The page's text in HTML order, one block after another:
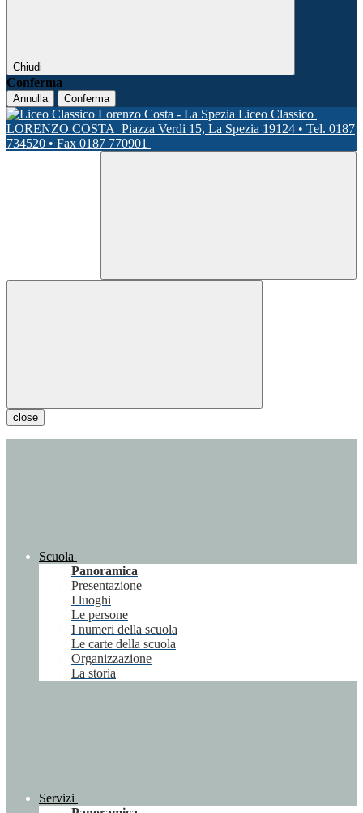
Chiudi
Conferma
Annulla Conferma
Liceo Classico
LORENZO COSTA Piazza Verdi 15, La Spezia 19124 • Tel. 0187
734520 • Fax 0187 770901
close
Scuola
Panoramica
Presentazione
I luoghi
Le persone
I numeri della scuola
Le carte della scuola
Organizzazione
La storia
Servizi